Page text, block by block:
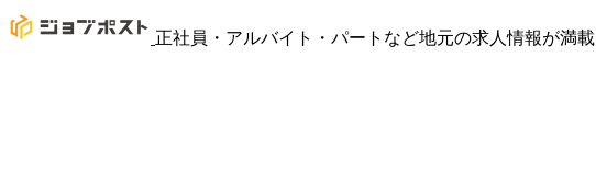
正社員・アルバイト・パートなど地元の求人情報が満載